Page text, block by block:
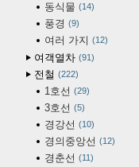
동식물 14
풍경 9
여러 가지 12
여객열차 91
전철 222
1호선 29
3호선 5
경강선 10
경의중앙선 12
경춘선 11